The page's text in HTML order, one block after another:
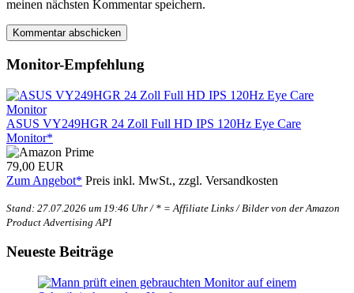
meinen nächsten Kommentar speichern.
Monitor-Empfehlung
ASUS VY249HGR 24 Zoll Full HD IPS 120Hz Eye Care
Monitor*
79,00 EUR
Zum Angebot* Preis inkl. MwSt., zzgl. Versandkosten
Stand: 27.07.2026 um 19:46 Uhr / * = Affiliate Links / Bilder von der Amazon
Product Advertising API
Neueste Beiträge